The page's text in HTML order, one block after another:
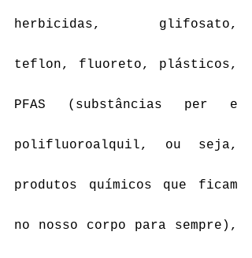
herbicidas, glifosato,
teflon, fluoreto, plásticos,
PFAS (substâncias per e
polifluoroalquil, ou seja,
produtos químicos que ficam
no nosso corpo para sempre),